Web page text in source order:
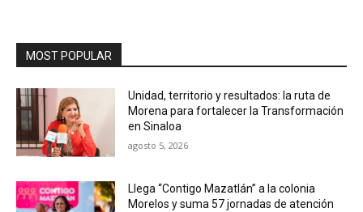
MOST POPULAR
Unidad, territorio y resultados: la ruta de
Morena para fortalecer la Transformación
en Sinaloa
agosto 5, 2026
Llega “Contigo Mazatlán” a la colonia
Morelos y suma 57 jornadas de atención